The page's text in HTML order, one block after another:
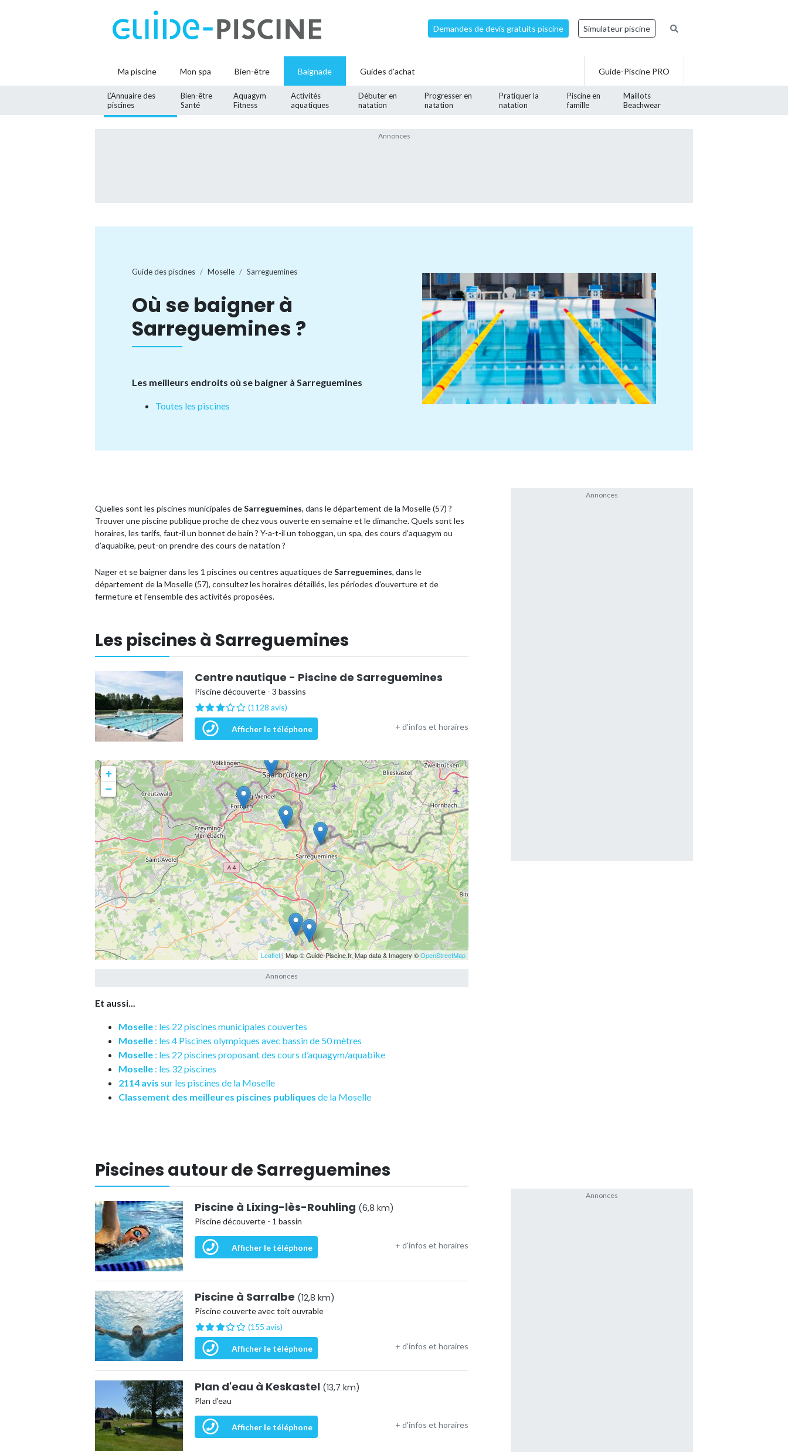
Demandes de devis gratuits piscine Simulateur piscine
Ma piscine Mon spa Bien-être Baignade
L’Annuaire des
piscines
Bien-être
Santé
Aquagym
Fitness
Activités
aquatiques
Débuter en
natation
Progresser en
natation
Pratiquer la
natation
Piscine en
famille
Maillots
Beachwear
Guides d'achat Guide-Piscine PRO
Guide des piscines Moselle Sarreguemines
Où se baigner à
Sarreguemines ?
Les meilleurs endroits où se baigner à Sarreguemines
Toutes les piscines
Quelles sont les piscines municipales deSarreguemines, dans le département de la Moselle (57) ?
Trouver une piscine publique proche de chez vous ouverte en semaine et le dimanche. Quels sont les
horaires, les tarifs, faut-il un bonnet de bain ? Y-a-t-il un toboggan, un spa, des cours d’aquagym ou
d’aquabike, peut-on prendre des cours de natation ?
Nager et se baigner dans les 1 piscines ou centres aquatiques deSarreguemines, dans le
département de la Moselle (57), consultez les horaires détaillés, les périodes d’ouverture et de
fermeture et l’ensemble des activités proposées.
Les piscines à Sarreguemines
Centre nautique - Piscine de Sarreguemines
Piscine découverte - 3 bassins
(1128 avis)
Afficher le téléphone + d'infos et horaires
+
−
Leaflet| Map © Guide-Piscine.fr, Map data & Imagery ©OpenStreetMap
Et aussi...
Moselle : les 22 piscines municipales couvertes
Moselle : les 4 Piscines olympiques avec bassin de 50 mètres
Moselle : les 22 piscines proposant des cours d’aquagym/aquabike
Moselle : les 32 piscines
2114 avis sur les piscines de la Moselle
Classement des meilleures piscines publiques de la Moselle
Piscines autour de Sarreguemines
Piscine à Lixing-lès-Rouhling (6,8 km)
Piscine découverte - 1 bassin
Afficher le téléphone + d'infos et horaires
Piscine à Sarralbe (12,8 km)
Piscine couverte avec toit ouvrable
(155 avis)
Afficher le téléphone + d'infos et horaires
Plan d'eau à Keskastel (13,7 km)
Plan d'eau
Afficher le téléphone + d'infos et horaires